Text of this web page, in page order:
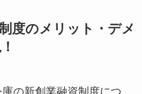
度のメリット・デメ
の新創業融資制度につ